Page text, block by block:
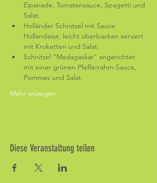
Eipanade, Tomatensauce, Spagetti und
Salat.
Holländer Schnitzel mit Sauce
Hollandaise, leicht überbacken serviert
mit Kroketten und Salat.
Schnitzel "Madagaskar" angerichtet
mit einer grünen Pfefferrahm-Sauce,
Pommes und Salat.
Mehr anzeigen
Diese Veranstaltung teilen